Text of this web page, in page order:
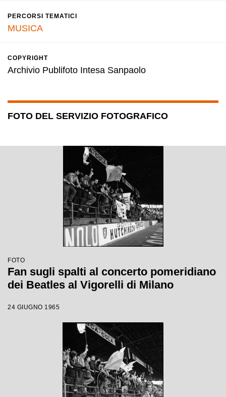
PERCORSI TEMATICI
MUSICA
COPYRIGHT
Archivio Publifoto Intesa Sanpaolo
FOTO DEL SERVIZIO FOTOGRAFICO
FOTO
Fan sugli spalti al concerto pomeridiano
dei Beatles al Vigorelli di Milano
24 GIUGNO 1965